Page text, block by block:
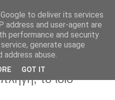
το ίδιο
to deliver its services
address and user-agent are
performance and security
generate usage
abuse.
GOT IT